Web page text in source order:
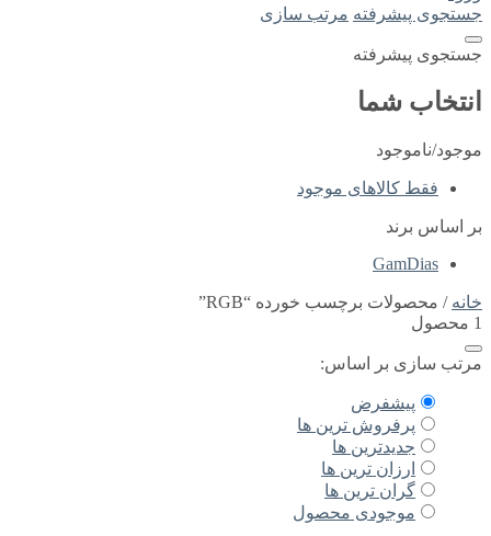
جستجوی پیشرفته مرتب سازی
جستجوی پیشرفته
انتخاب شما
موجود/ناموجود
فقط کالاهای موجود
بر اساس برند
GamDias
خانه / محصولات برچسب خورده “RGB”
1 محصول
مرتب سازی بر اساس:
پیشفرض
پرفروش ترین ها
جدیدترین ها
ارزان ترین ها
گران ترین ها
موجودی محصول